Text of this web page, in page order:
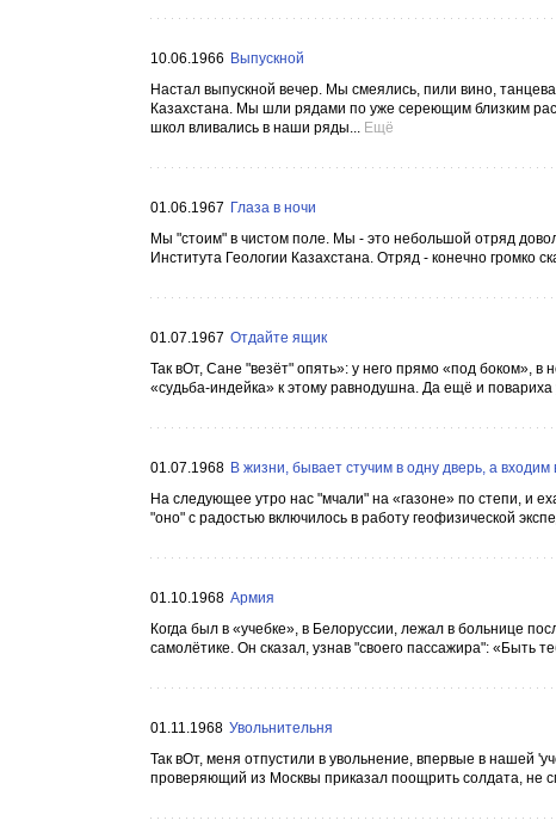
10.06.1966 Выпускной
Настал выпускной вечер. Мы смеялись, пили вино,
Казахстана. Мы шли рядами по уже сереющим близким
школ вливались в наши ряды... Ещё
01.06.1967 Глаза в ночи
Мы "стоим" в чистом поле. Мы - это небольшой отряд
Института Геологии Казахстана. Отряд - конечно громко
01.07.1967 Отдайте ящик
Так вОт, Сане "везёт" опять»: у него прямо «под боком», в
«судьба-индейка» к этому равнодушна. Да ещё и
01.07.1968 В жизни, бывает стучим в одну дверь, а входим
На следующее утро нас "мчали" на «газоне» по степи, и
"оно" с радостью включилось в работу геофизической
01.10.1968 Армия
Когда был в «учебке», в Белоруссии, лежал в больнице
самолётике. Он сказал, узнав "своего пассажира": «Быть
01.11.1968 Увольнительня
Так вОт, меня отпустили в увольнение, впервые в нашей
проверяющий из Москвы приказал поощрить солдата, не